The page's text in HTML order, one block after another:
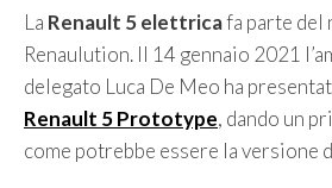
La Renault 5 elettricafa parte del
Renaulution. Il 14 gennaio 2021
delegato Luca De Meo ha
Renault 5 Prototype, dando un
come potrebbe essere la versione